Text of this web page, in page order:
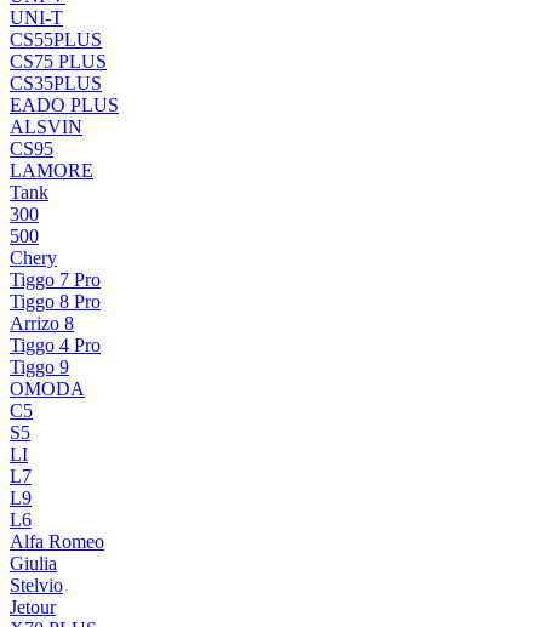
UNI-T
CS55PLUS
CS75 PLUS
CS35PLUS
EADO PLUS
ALSVIN
CS95
LAMORE
Tank
300
500
Chery
Tiggo 7 Pro
Tiggo 8 Pro
Arrizo 8
Tiggo 4 Pro
Tiggo 9
OMODA
C5
S5
LI
L7
L9
L6
Alfa Romeo
Giulia
Stelvio
Jetour